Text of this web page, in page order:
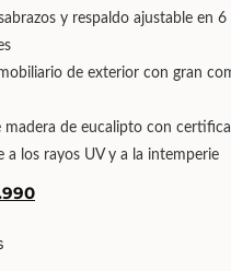
y respaldo ajustable en 6
de exterior con gran
madera de eucalipto con
a los rayos UV y a la intemperie